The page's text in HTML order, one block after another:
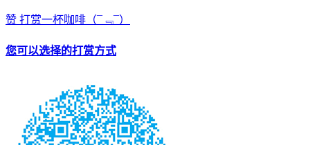
赞 打赏一杯咖啡 （¯﹃¯）
您可以选择的打赏方式